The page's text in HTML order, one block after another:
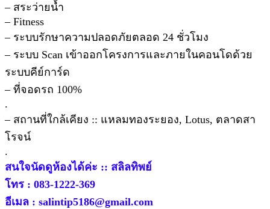
– สระว่ายน้ำ
– Fitness
– ระบบรักษาความปลอดภัยตลอด 24 ชั่วโมง
– ระบบ Scan เข้าออกโครงการและภายในคอนโดด้วย
ระบบคีย์การ์ด
– ที่จอดรถ 100%
.
– สถานที่ใกล้เคียง :: แหลมทองระยอง, Lotus, ตลาดสา
โรจน์
.
สนใจนัดดูห้องได้ค่ะ :: สลิลทิพย์
โทร : 083-1222-369
อีเมล : salintip5186@gmail.com